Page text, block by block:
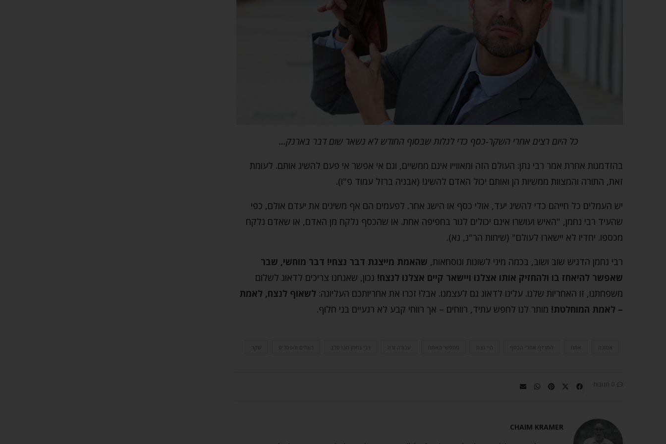
כל היום רצים אחרי השקר-כסף כדי לגלות שבסוף החודש לא נשאר שום דבר בארנק…
בהזדמנות אחרת אמר רבי נתן: העולם הזה ומאווייו אינם ממשיים, וגם אי אפשר אי פעם להשיג אותם. לעומת
זאת, התורה והמצוות ממשיות הן ואותם יכול האדם להשיג! (אבניה ברזל עמוד פ"ו).
יש העמלים כל חייהם כדי להשיג יעד, אולי כסף או הישג אחר. לפעמים הם אף משיגים את יעדם אולם, כפי
שהעיד רבי נחמן, "האיש ועושרו אינם יכולים לגור בחפיפה אחת. או שהכסף נלקח מן האדם, או שאדם נלקח
מכספו. יחדיו לא יישארו לעולם" (שיחות הר"נ, נא).
רבי נחמן הדגיש שוב ושוב, בכמה מיני לשונות ונוסחאות, שהאמת מייצגת דבר נצחי! דבר מוחשי, שבר
שאפשר להיאחז בו ולהחזיק אותו אצלנו ויישאר קיים אצלנו לנצח! נכון, שאנחנו צריכים לדאוג לשלום
משפחתנו, זו האחריות שלנו. עלינו לדאוג גם לעצמנו. אבל! זכרו את אחריותכם העליונה: לשאוף לנצח, לאמת
– לאמת המוחלטת! מותר לנו לחפש עתיד, רווחים – אך רווחי קבע לא רגעיים בני חלוף.
אמונה אמת המרדף אחרי הכסף חיי נצח מחפשי האמת עבודה זרה רבי נחמן מברסלב רווחים והפסדים שקר
0 תגובות
CHAIM KRAMER